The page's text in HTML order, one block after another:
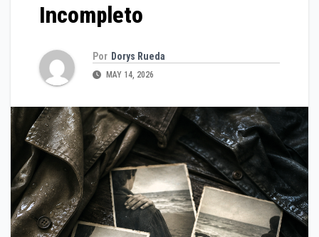
Incompleto
Por Dorys Rueda
MAY 14, 2026